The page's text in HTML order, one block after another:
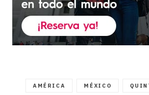
AMÉRICA MÉXICO